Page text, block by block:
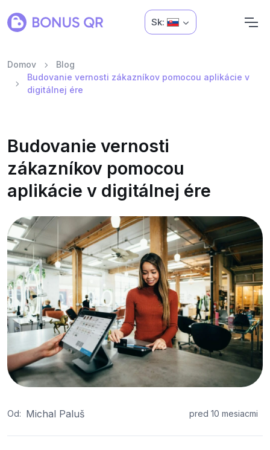
Sk:
Domov
Blog
Budovanie vernosti zákazníkov pomocou aplikácie v
digitálnej ére
Budovanie vernosti
zákazníkov pomocou
aplikácie v digitálnej ére
Od: Michal Paluš pred 10 mesiacmi